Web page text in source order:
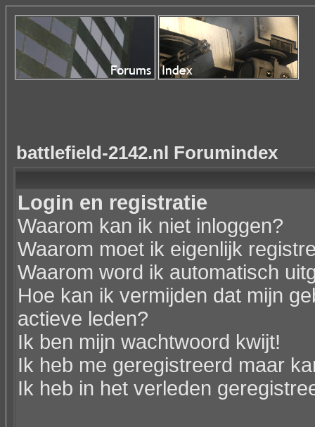
battlefield-2142.nl Forumindex
Login en registratie
Waarom kan ik niet inloggen?
Waarom moet ik eigenlijk
Waarom word ik automatisch
Hoe kan ik vermijden dat mijn
actieve leden?
Ik ben mijn wachtwoord kwijt!
Ik heb me geregistreerd maar
Ik heb in het verleden